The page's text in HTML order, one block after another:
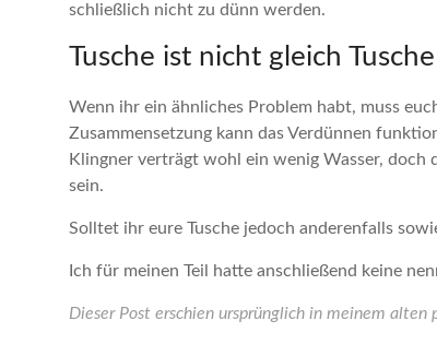
schließlich nicht zu dünn werden.
Tusche ist nicht gleich Tusche
Wenn ihr ein ähnliches Problem habt, muss
Zusammensetzung kann das Verdünnen
Klingner verträgt wohl ein wenig Wasser, doch
sein.
Solltet ihr eure Tusche jedoch anderenfalls
Ich für meinen Teil hatte anschließend keine
Dieser Post erschien ursprünglich in meinem alten